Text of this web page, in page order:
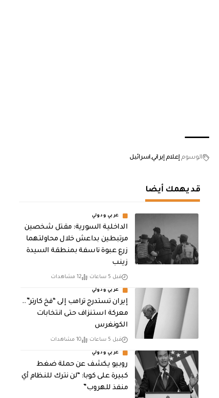
الوسوم إعلام إيراني اسرائيل
قد يهمك أيضا
عربي ودولي
الداخلية السورية: مقتل شخصين
مرتبطين بداعش خلال محاولتهما
زرع عبوة ناسفة بمنطقة السيدة
زينب
قبل 5 ساعات 12 مشاهدات
عربي ودولي
إيران تستدرج ترامب إلى “فخ كارتر”..
معركة استنزاف حتى انتخابات
الكونغرس
قبل 5 ساعات 10 مشاهدات
عربي ودولي
روبيو يكشف عن حملة ضغط
كبيرة على كوبا: “لن نترك للنظام أي
منفذ للهروب”